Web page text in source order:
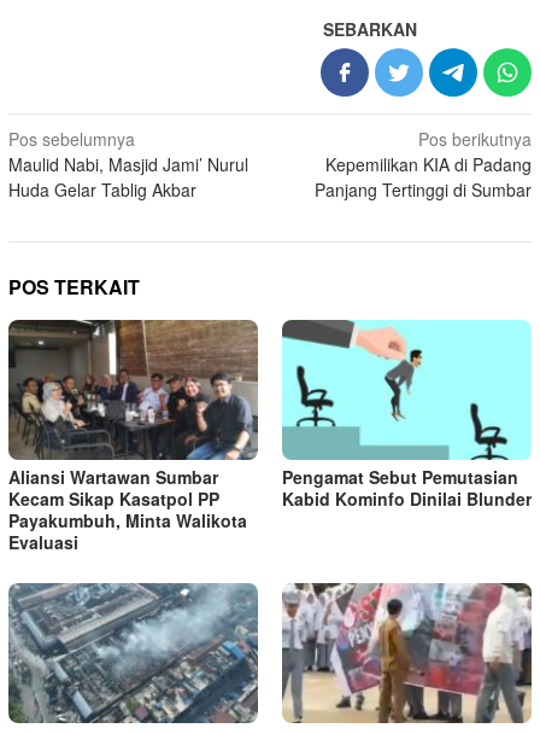
SEBARKAN
Navigasi
pos
Pos sebelumnya
Maulid Nabi, Masjid Jami’ Nurul
Huda Gelar Tablig Akbar
Pos berikutnya
Kepemilikan KIA di Padang
Panjang Tertinggi di Sumbar
POS TERKAIT
Aliansi Wartawan Sumbar
Kecam Sikap Kasatpol PP
Payakumbuh, Minta Walikota
Evaluasi
Pengamat Sebut Pemutasian
Kabid Kominfo Dinilai Blunder